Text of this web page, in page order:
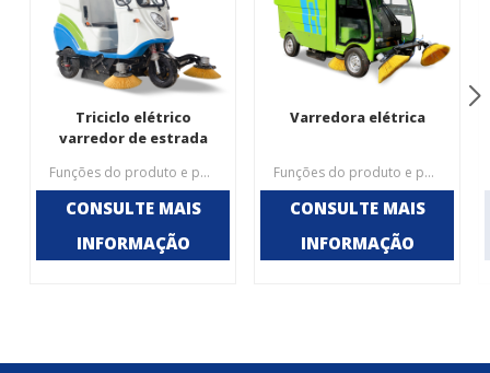
Triciclo elétrico
varredor de estrada
Funções do produto e pontos de retenção 1. Poeira, areia, pedra, folhas, galhos, sólidos suspensos, garrafas de cigarros e bebidas, parafusos e porcas e sistema de aspersão podem ser limpos para evitar poeira;2. Equipado com interface de abastecimento de água de hidrante, a velocidade de abastecimento de água é rápida, e o combate a incêndio municipal ao longo da estrada pode ser usado a qualquer momento;3. É equipado com ventilador elétrico de teto, que pode girar para a esquerda e para a direita, frente e trás, e é equipado com dispositivo de partida e parada não energizado;4. Projeto humanizado, bancada de operação fácil de entender.
CONSULTE MAIS
INFORMAÇÃO
Varredora elétrica
Funções do produto e pontos de retenção 1, cabine totalmente selada, vítrea e transparente em três lados, boa visão da operação de limpeza, aparência perfeitaLixeira padrão 2.240L, fácil de substituir, não há necessidade de despejar lixo na estação de transferência, economizando tempo de ida e volta e maior eficiência operacional.3, escova de quatro lados + operação da escova principal, limpeza mais limpa, pulverização de água na frente da poeira, ventilador de sucção de poeira após poeira, evite a operação de poeira secundária.4, pode substituir a limpeza do carro de combustível grande, o custo de uso é de 10% do antigo, o efeito de limpeza é melhor.5, bateria de lítio opcional, além de ar condicionado.
CONSULTE MAIS
INFORMAÇÃO